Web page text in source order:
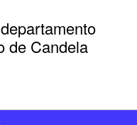
de Candela